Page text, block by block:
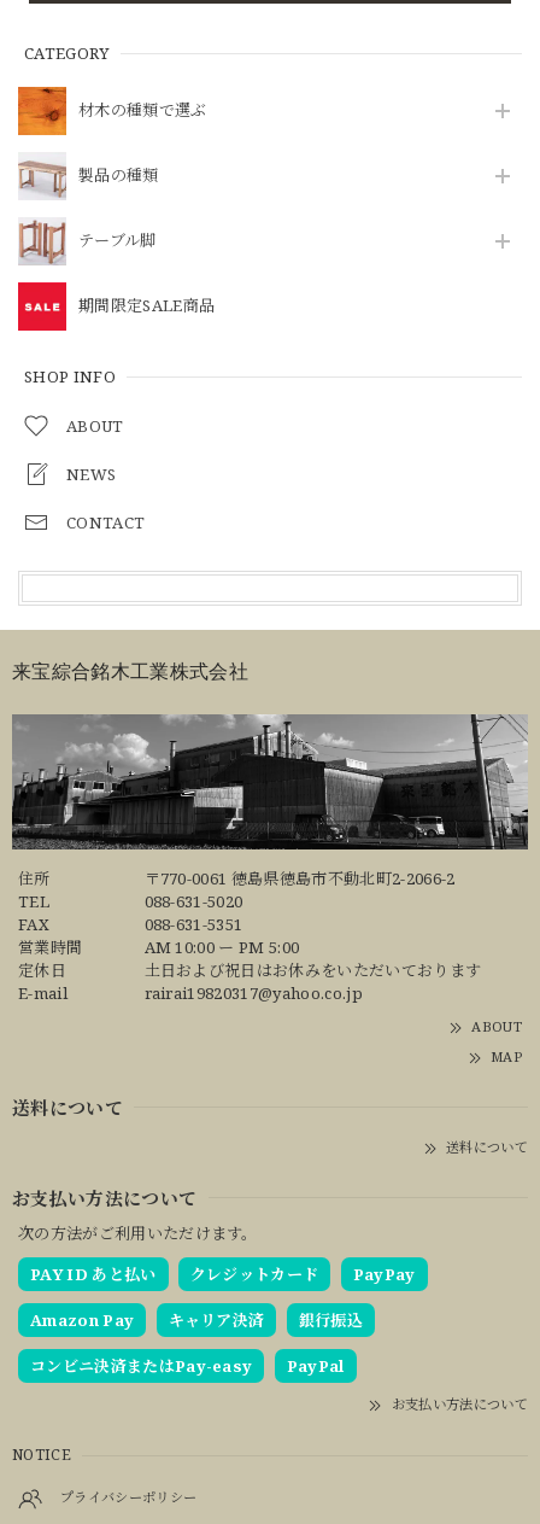
CATEGORY
材木の種類で選ぶ
製品の種類
テーブル脚
期間限定SALE商品
SHOP INFO
ABOUT
NEWS
CONTACT
来宝綜合銘木工業株式会社
住所
〒770-0061 徳島県徳島市不動北町2-2066-2
TEL
088-631-5020
FAX
088-631-5351
営業時間
AM 10:00 ー PM 5:00
定休日
土日および祝日はお休みをいただいております
E-mail
rairai19820317@yahoo.co.jp
ABOUT
MAP
送料について
送料について
お支払い方法について
次の方法がご利用いただけます。
PAY ID あと払い
クレジットカード PayPay
Amazon Pay キャリア決済 銀行振込
コンビニ決済またはPay-easy PayPal
お支払い方法について
NOTICE
プライバシーポリシー